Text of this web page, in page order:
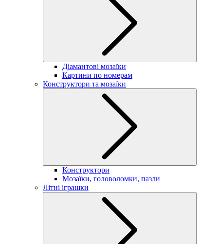
Діамантові мозаїки
Картини по номерам
Конструктори та мозаїки
Конструктори
Мозаїки, головоломки, пазли
Літні іграшки